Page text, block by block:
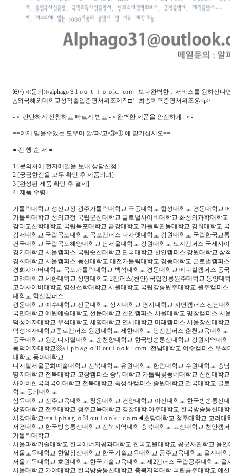
⑹う≪문의≫alphago３1 oｕｔｌｏｏk。coｍ=보다완벽한．서비스를 원하신다
△외국해외대학교성적졸업증명서위조제작□º─최종학력증명서위조㉿<p>
-＞ 간단하게 신청하고 빠르게 받고 -＞완벽한 제품을 안전하게 ＜-
==이제 믿을수있는 도우미 알/파/고/③/① 에 맡기십시오==
● 진 행 순 서 ●
1 [문의처에 전자메일을 보내 상담신청]
2 [궁금한점을 모두 확인 후 제품의뢰]
3 [완성된 제품 확인 후 결제]
4 [제품 수령]
가톨릭대학교 성신교정 광주가톨릭대학교 극동대학교 협성대학교 경동대학교
가톨릭대학교 성의교정 국립군산대학교 글로벌사이버대학교 화성의과학대학
감리교신학대학교 국립목포대학교 금강대학교 가톨릭관동대학교 경희대학교
강서대학교 국립목포대학교 목포캠퍼스 나사렛대학교 강원대학교 국립한국교
건국대학교 국립목포해양대학교 남서울대학교 강원대학교 도계캠퍼스 국제
경기대학교 서울캠퍼스 국립순천대학교 단국대학교 천안캠퍼스 강원대학교
경희대학교 서울캠퍼스 동신대학교 대전가톨릭대학교 경동대학교 글로벌캠
경희사이버대학교 목포가톨릭대학교 백석대학교 경동대학교 메디컬캠퍼스
고려대학교 세한대학교 상명대학교 2캠퍼스(천안) 국립강릉원주대학교 동양
고려사이버대학교 영산선학대학교 서원대학교 국립강릉원주대학교 원주캠퍼
대학교 혁신캠퍼스
광운대학교 예수대학교 선문대학교 상지대학교 명지대학교 자연캠퍼스 전남대
국민대학교 예원예술대학교 선문대학교 천안캠퍼스 서울대학교 평창캠퍼스
덕성여자대학교 우석대학교 세명대학교 연세대학교 미래캠퍼스 서울장신대학
덕성여자대학교종로캠퍼스 원광대학교 세한대학교 당진캠퍼스 춘천교육대학
동국대학교 원광디지털대학교 순천향대학교 한국방송통신대학교 강원지역대
동덕여자대학교▩aｌpｈaｇｏ31 outｌoｏkㆍcoｍ□전남대학교 여수캠퍼스 우
대학교 동아대학교
디지털서울문화예술대학교 전북대학교 유원대학교 한림대학교 수원대학교 충
명지대학교 전북대학교 고창캠퍼스 중부대학교 가톨릭꽃동네대학교 신한대
사이버한국외국어대학교 전북대학교 특성화캠퍼스 중원대학교 건국대학교
학교 동의대학교
삼육대학교 전주교육대학교 청운대학교 건양대학교 아신대학교 한국방송통신
상명대학교 전주대학교 청주교육대학교 경찰대학 아주대학교 한국방송통신대
서강대학교☞aｌpｈaｇｏ31 outｌoｏkㆍcｏｍ◀초당대학교 청주대학교 고려
서경대학교 한국방송통신대학교 전북지역대학 충북대학교 고신대학교 천안
가톨릭대학교
서울과학기술대학교 한국에너지공과대학교 한국교원대학교 공군사관학교 용
서울교육대학교 한일장신대학교 한국기술교육대학교 공주교육대학교 을지대
서울기독대학교 호원대학교 한국기술교육대학교 제2캠퍼스 국립공주대학교
서울대학교 가야대학교 한국방송통신대학교 충북지역대학 국립공주대학교